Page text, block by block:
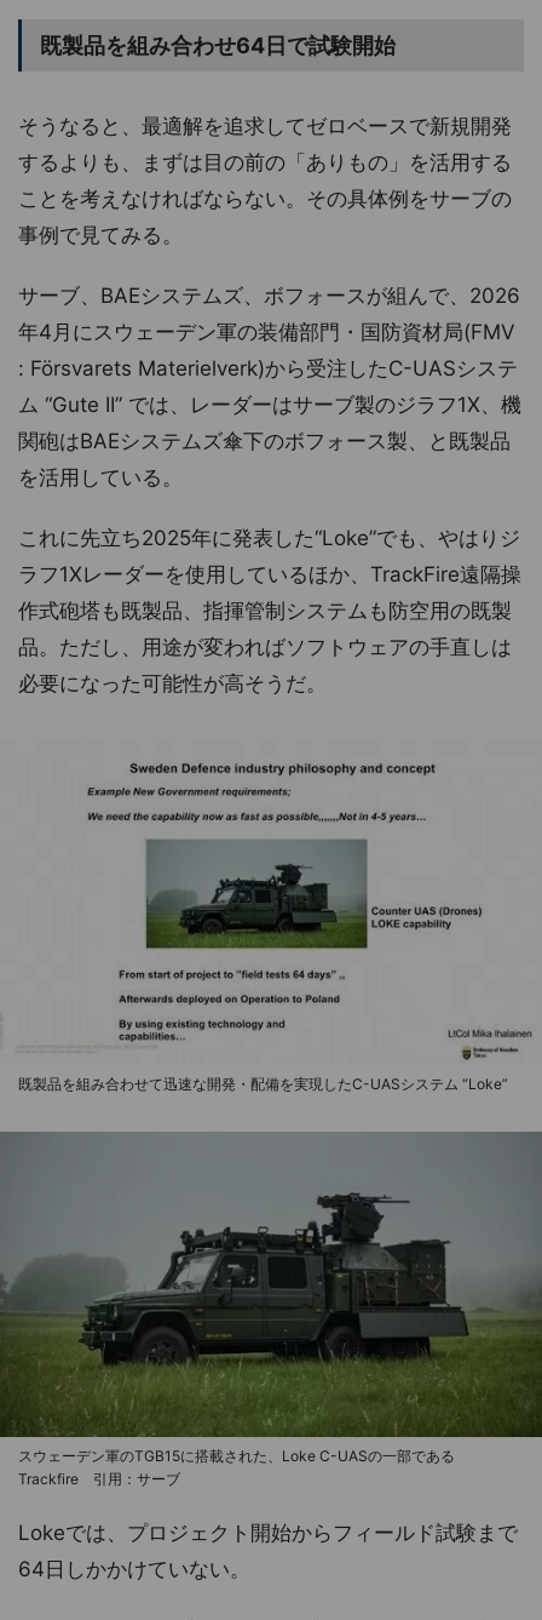
既製品を組み合わせ64日で試験開始
そうなると、最適解を追求してゼロベースで新規開発
するよりも、まずは目の前の「ありもの」を活用する
ことを考えなければならない。その具体例をサーブの
事例で見てみる。
サーブ、BAEシステムズ、ボフォースが組んで、2026
年4月にスウェーデン軍の装備部門・国防資材局(FMV
: Försvarets Materielverk)から受注したC-UASシステ
ム “Gute II” では、レーダーはサーブ製のジラフ1X、機
関砲はBAEシステムズ傘下のボフォース製、と既製品
を活用している。
これに先立ち2025年に発表した“Loke”でも、やはりジ
ラフ1Xレーダーを使用しているほか、TrackFire遠隔操
作式砲塔も既製品、指揮管制システムも防空用の既製
品。ただし、用途が変わればソフトウェアの手直しは
必要になった可能性が高そうだ。
既製品を組み合わせて迅速な開発・配備を実現したC-UASシステム “Loke”
スウェーデン軍のTGB15に搭載された、Loke C-UASの一部である
Trackfire 引用：サーブ
Lokeでは、プロジェクト開始からフィールド試験まで
64日しかかけていない。